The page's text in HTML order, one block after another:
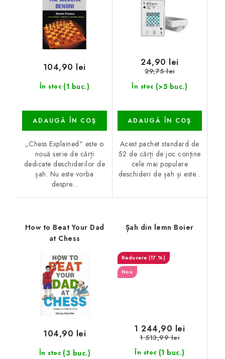
În stoc (1 buc.)
104,90 lei
ADAUGĂ ÎN COŞ
„Chess Explained" este o
nouă serie de cărți
dedicate deschiderilor de
șah. Nu este vorba
despre...
În stoc (>5 buc.)
24,90 lei
29,75 lei
ADAUGĂ ÎN COŞ
Acest pachet standard de
52 de cărți de joc conține
cele mai populare
deschideri de șah și este...
How to Beat Your Dad
at Chess
În stoc (3 buc.)
104,90 lei
Șah din lemn Boier
(17 %)
Nou
În stoc (1 buc.)
1 244,90 lei
1 513,99 lei